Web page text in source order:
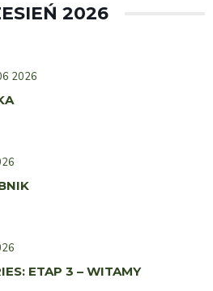
2026
2026
ETAP 3 – WITAMY